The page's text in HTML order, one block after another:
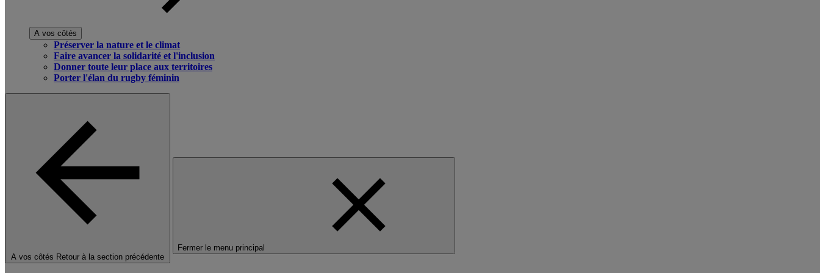
A vos côtés
Préserver la nature et le climat
Faire avancer la solidarité et l'inclusion
Donner toute leur place aux territoires
Porter l'élan du rugby féminin
A vos côtés Retour à la section précédente
Fermer le menu principal